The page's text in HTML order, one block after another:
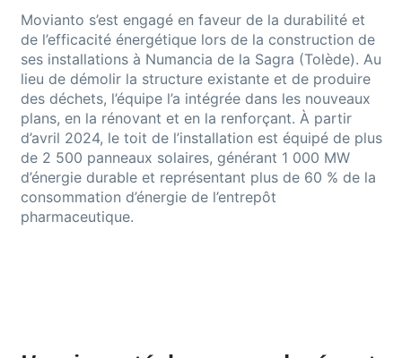
Movianto s’est engagé en faveur de la durabilité et
de l’efficacité énergétique lors de la construction de
ses installations à Numancia de la Sagra (Tolède). Au
lieu de démolir la structure existante et de produire
des déchets, l’équipe l’a intégrée dans les nouveaux
plans, en la rénovant et en la renforçant. À partir
d’avril 2024, le toit de l’installation est équipé de plus
de 2 500 panneaux solaires, générant 1 000 MW
d’énergie durable et représentant plus de 60 % de la
consommation d’énergie de l’entrepôt
pharmaceutique.